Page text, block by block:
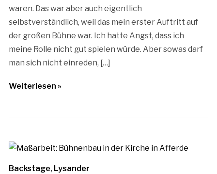
waren. Das war aber auch eigentlich
selbstverständlich, weil das mein erster Auftritt auf
der großen Bühne war. Ich hatte Angst, dass ich
meine Rolle nicht gut spielen würde. Aber sowas darf
man sich nicht einreden, […]
Weiterlesen »
Backstage, Lysander